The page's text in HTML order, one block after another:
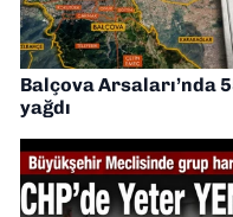
Balçova Arsaları’nda
yağdı